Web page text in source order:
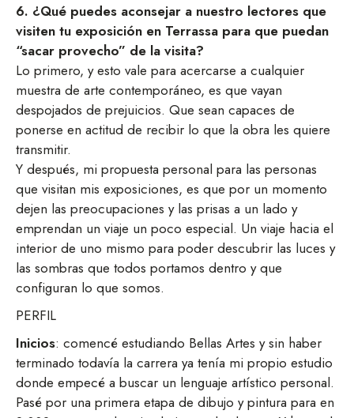
6. ¿Qué puedes aconsejar a nuestro lectores que
visiten tu exposición en Terrassa para que puedan
“sacar provecho” de la visita?
Lo primero, y esto vale para acercarse a cualquier
muestra de arte contemporáneo, es que vayan
despojados de prejuicios. Que sean capaces de
ponerse en actitud de recibir lo que la obra les quiere
transmitir.
Y después, mi propuesta personal para las personas
que visitan mis exposiciones, es que por un momento
dejen las preocupaciones y las prisas a un lado y
emprendan un viaje un poco especial. Un viaje hacia el
interior de uno mismo para poder descubrir las luces y
las sombras que todos portamos dentro y que
configuran lo que somos.
PERFIL
Inicios: comencé estudiando Bellas Artes y sin haber
terminado todavía la carrera ya tenía mi propio estudio
donde empecé a buscar un lenguaje artístico personal.
Pasé por una primera etapa de dibujo y pintura para en